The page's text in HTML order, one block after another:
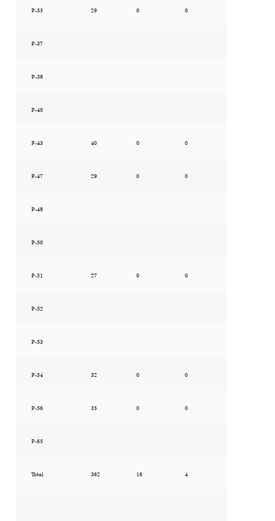
P-35 29 0 0
P-37
P-38
P-40
P-43 40 0 0
P-47 29 0 0
P-48
P-50
P-51 27 0 0
P-52
P-53
P-54 32 0 0
P-56 35 0 0
P-65
Total 362 16 4